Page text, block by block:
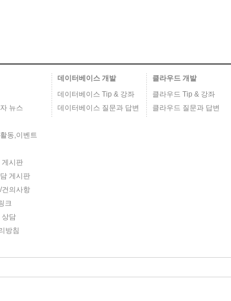
뉴스
동,이벤트
게시판
게시판
건의사항
크
상담
방침
데이터베이스 개발
데이터베이스 Tip & 강좌
데이터베이스 질문과 답변
클라우드 개발
클라우드 Tip & 강좌
클라우드 질문과 답변